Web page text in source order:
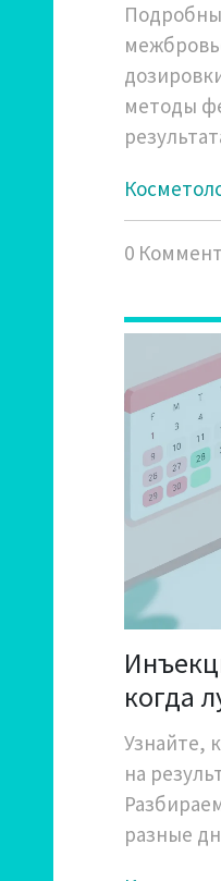
методы
0
когда
филлеры
Узнайте,
на
разные